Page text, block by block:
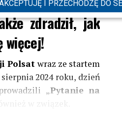
I PRZECHODZĘ DO
zdradził, jak
więcej!
Polsat wraz ze startem
2024 roku, dzień
„Pytanie na